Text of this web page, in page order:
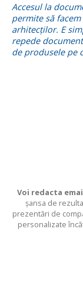
Accesul la
permite să
arhitecților. E
repede
de produsele pe
Voi redacta
șansa de
prezentări de
personalizate